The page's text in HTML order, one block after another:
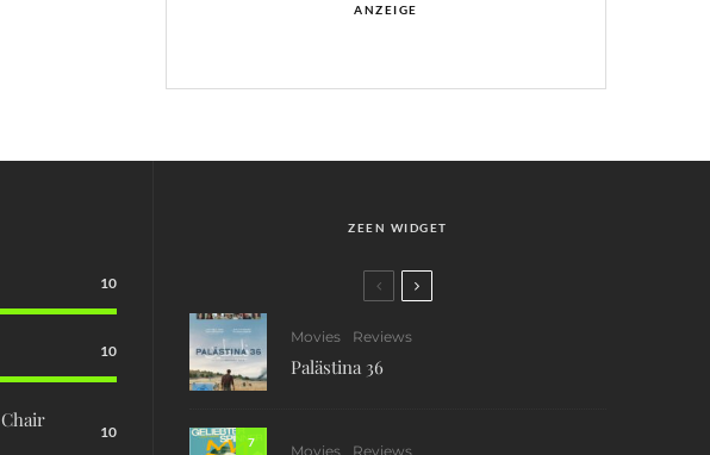
ANZEIGE
10
10
10
ZEEN WIDGET
Movies Reviews
Palästina 36
7
Movies Reviews